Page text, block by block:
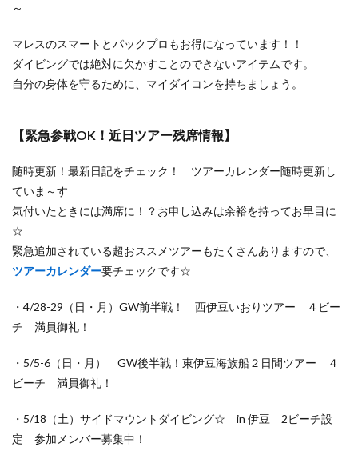
～
マレスのスマートとパックプロもお得になっています！！
ダイビングでは絶対に欠かすことのできないアイテムです。
自分の身体を守るために、マイダイコンを持ちましょう。
【緊急参戦OK！近日ツアー残席情報】
随時更新！最新日記をチェック！ ツアーカレンダー随時更新し
ていま～す
気付いたときには満席に！？お申し込みは余裕を持ってお早目に
☆
緊急追加されている超おススメツアーもたくさんありますので、
ツアーカレンダー要チェックです☆
・4/28-29（日・月）GW前半戦！ 西伊豆いおりツアー ４ビー
チ 満員御礼！
・5/5-6（日・月） GW後半戦！東伊豆海族船２日間ツアー ４
ビーチ 満員御礼！
・5/18（土）サイドマウントダイビング☆ in 伊豆 2ビーチ設
定 参加メンバー募集中！